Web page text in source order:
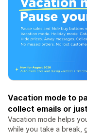
Vacation mode to
collect emails or
Vacation mode helps
while you take a break,